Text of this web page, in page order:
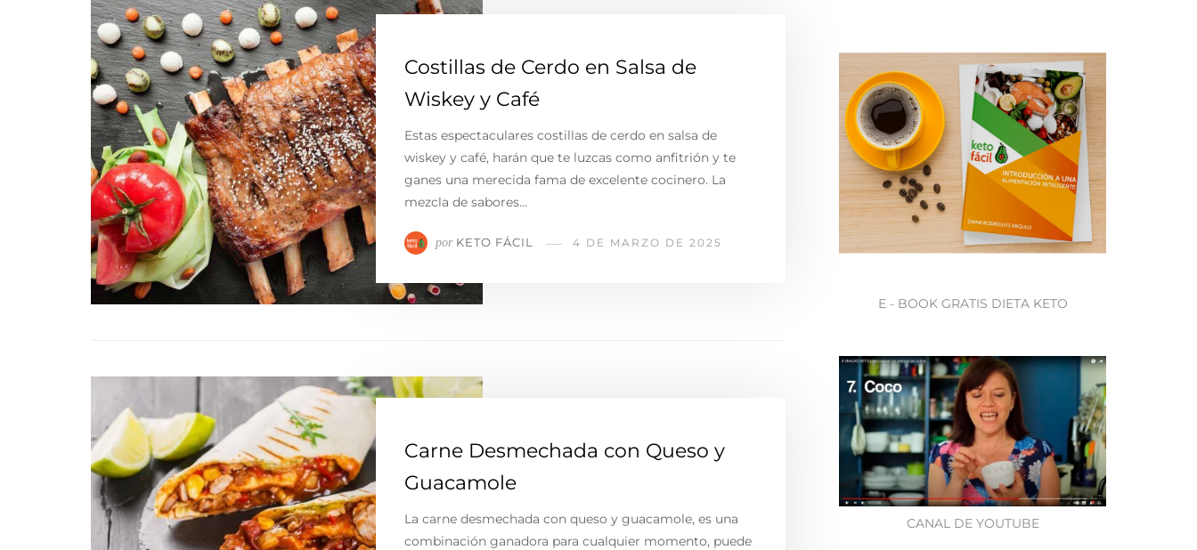
Costillas de Cerdo en Salsa de
Wiskey y Café
Estas espectaculares costillas de cerdo en salsa de
wiskey y café, harán que te luzcas como anfitrión y te
ganes una merecida fama de excelente cocinero. La
mezcla de sabores…
por KETO FÁCIL 4 DE MARZO DE 2025
Carne Desmechada con Queso y
Guacamole
La carne desmechada con queso y guacamole, es una
combinación ganadora para cualquier momento, puede
E - BOOK GRATIS DIETA KETO
CANAL DE YOUTUBE